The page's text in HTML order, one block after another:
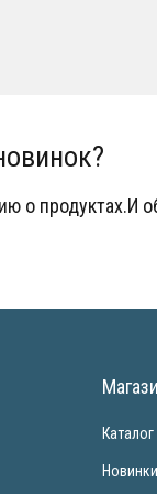
о продуктах.И
Новинки